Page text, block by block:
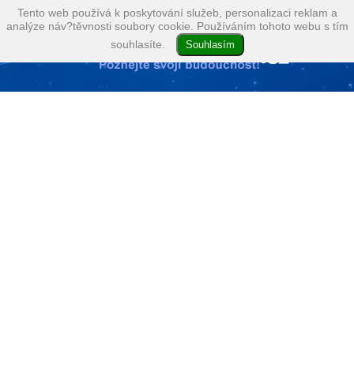
Tento web používá k poskytování služeb, personalizaci reklam a
analýze náv?těvnosti soubory cookie. Používáním tohoto webu s tím
souhlasíte.